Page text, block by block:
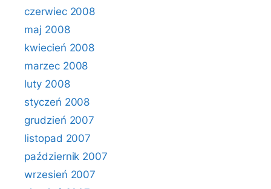
czerwiec 2008
maj 2008
kwiecień 2008
marzec 2008
luty 2008
styczeń 2008
grudzień 2007
listopad 2007
październik 2007
wrzesień 2007